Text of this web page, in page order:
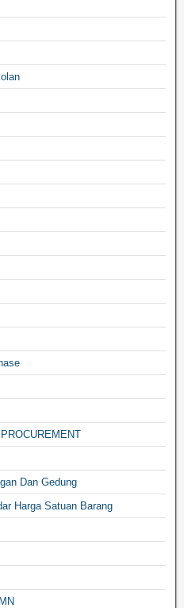
Dan Gedung
Harga Satuan Barang